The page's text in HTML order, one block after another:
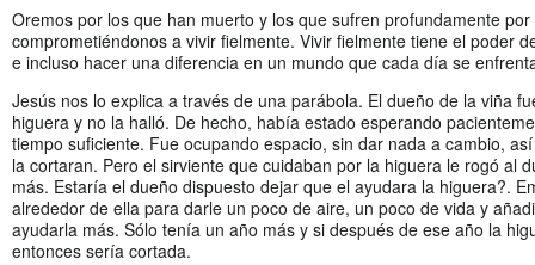
Oremos por los que han muerto y los que sufren profundamente
comprometiéndonos a vivir fielmente. Vivir fielmente tiene el poder
e incluso hacer una diferencia en un mundo que cada día se
Jesús nos lo explica a través de una parábola. El dueño de la viña
higuera y no la halló. De hecho, había estado esperando
tiempo suficiente. Fue ocupando espacio, sin dar nada a cambio,
la cortaran. Pero el sirviente que cuidaban por la higuera le rogó al
más. Estaría el dueño dispuesto dejar que el ayudara la higuera?.
alrededor de ella para darle un poco de aire, un poco de vida y
ayudarla más. Sólo tenía un año más y si después de ese año la
entonces sería cortada.